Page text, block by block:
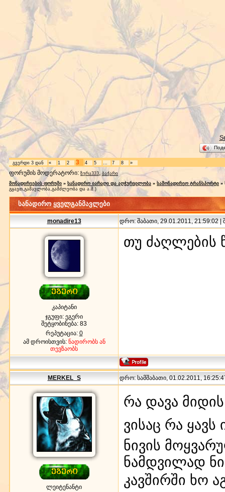
გვერდი 3 დან « 1 2 3 4 5 7 8 »
ფორუმის მოდერატორი: ზურა333, ბაქარი
მონადირეების ფორუმი » სანადირო იარაღი და აღჭურვილობა » სამონადირეო ტრანსპორტი »
გყავთ,გამავლობა,გამძლეობა და ა.შ.)
სანადირო ყველგანმავლები
monadire13 დრო: შაბათი, 29.01.2011, 21:59:02 |
კაპიტანი
ჯგუფი: ეგერი
შეტყობინება: 83
რეპუტაცია: 0
ამ დროისთვის: ნადირობს ან
თევზაობს
თუ ძაღლების
MERKEL_S დრო: სამშაბათი, 01.02.2011,
ლეიტენანტი
რა დავა
ვისაც რა
ნივის
ნამდვილად
კავშირში ხო